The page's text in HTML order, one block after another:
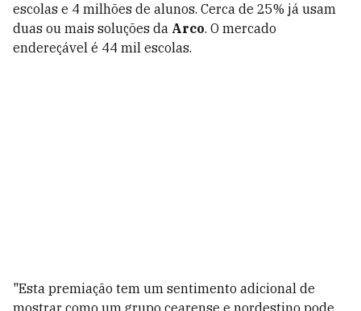
escolas e 4 milhões de alunos. Cerca de 25% já usam
duas ou mais soluções da Arco. O mercado
endereçável é 44 mil escolas.
"Esta premiação tem um sentimento adicional de
mostrar como um grupo cearense e nordestino pode